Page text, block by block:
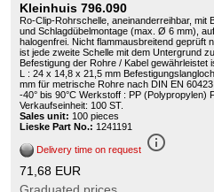
Kleinhuis 796.090
Ro-Clip-Rohrschelle, aneinanderreihbar, mit
und Schlagdübelmontage (max. Ø 6 mm),
halogenfrei. Nicht flammausbreitend geprüft
ist jede zweite Schelle mit dem Untergrund
Befestigung der Rohre / Kabel
L : 24 x 14,8 x 21,5 mm
mm für metrische Rohre nach DIN EN
-40° bis 90°C Werkstoff : PP (Polypropylen)
Verkaufseinheit: 100 ST.
Sales unit: 100 pieces
Lieske Part No.: 1241191
Delivery time on request info_outline
71,68 EUR